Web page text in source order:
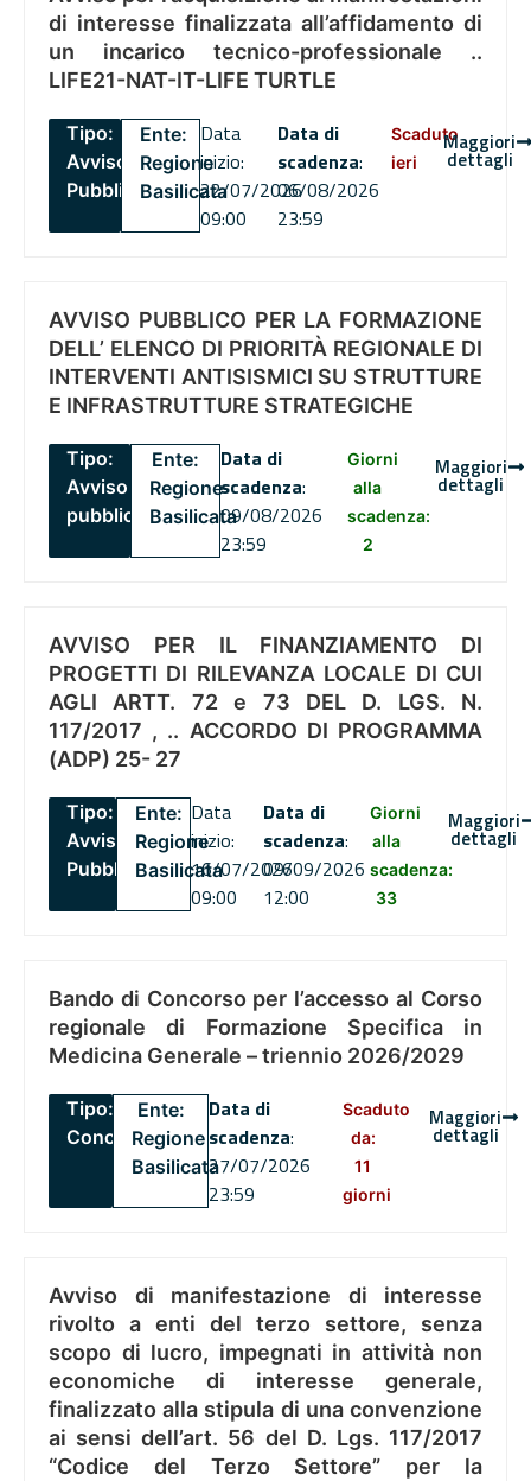
di interesse finalizzata all’affidamento di
un incarico tecnico-professionale ..
LIFE21-NAT-IT-LIFE TURTLE
Tipo:
Avviso
Pubblico
Ente:
Regione
Basilicata
Data
inizio:
22/07/2026
09:00
Data di
scadenza:
06/08/2026
23:59
Scaduto
ieri
Maggiori
dettagli
AVVISO PUBBLICO PER LA FORMAZIONE
DELL’ ELENCO DI PRIORITÀ REGIONALE DI
INTERVENTI ANTISISMICI SU STRUTTURE
E INFRASTRUTTURE STRATEGICHE
Tipo:
Avviso
pubblico
Ente:
Regione
Basilicata
Data di
scadenza:
09/08/2026
23:59
Giorni
alla
scadenza:
2
Maggiori
dettagli
AVVISO PER IL FINANZIAMENTO DI
PROGETTI DI RILEVANZA LOCALE DI CUI
AGLI ARTT. 72 e 73 DEL D. LGS. N.
117/2017 , .. ACCORDO DI PROGRAMMA
(ADP) 25- 27
Tipo:
Avviso
Pubblico
Ente:
Regione
Basilicata
Data
inizio:
16/07/2026
09:00
Data di
scadenza:
09/09/2026
12:00
Giorni
alla
scadenza:
33
Maggiori
dettagli
Bando di Concorso per l’accesso al Corso
regionale di Formazione Specifica in
Medicina Generale – triennio 2026/2029
Tipo:
Concorsi
Ente:
Regione
Basilicata
Data di
scadenza:
27/07/2026
23:59
Scaduto
da:
11
giorni
Maggiori
dettagli
Avviso di manifestazione di interesse
rivolto a enti del terzo settore, senza
scopo di lucro, impegnati in attività non
economiche di interesse generale,
finalizzato alla stipula di una convenzione
ai sensi dell’art. 56 del D. Lgs. 117/2017
“Codice del Terzo Settore” per la